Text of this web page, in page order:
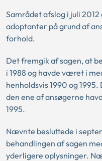
Samrådet afslog i juli
adoptanter på grund af
forhold.
Det fremgik af sagen, at
i 1988 og havde været i
henholdsvis 1990 og
den ene af ansøgerne
1995.
Nævnte besluttede i
behandlingen af sagen
yderligere oplysninger.